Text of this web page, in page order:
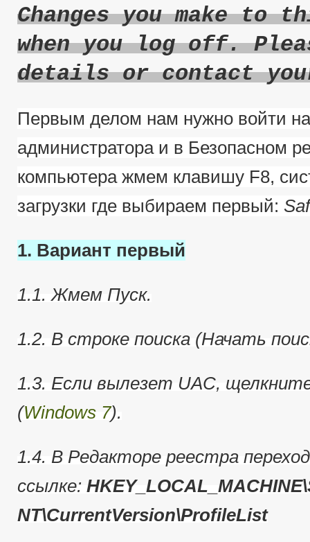
Changes you make
when you log off.
details or contact
Первым делом нам нужно войти
администратора и в Безопасном
компьютера жмем клавишу F8,
загрузки где выбираем первый:
1. Вариант первый
1.1. Жмем Пуск.
1.2. В строке поиска (Начать
1.3. Если вылезет UAC,
(Windows 7).
1.4. В Редакторе реестра
ссылке:
NT\CurrentVersion\ProfileList